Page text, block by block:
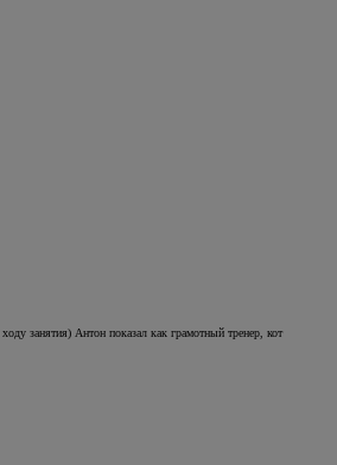
занятия) Антон показал как грамотный тренер, кот